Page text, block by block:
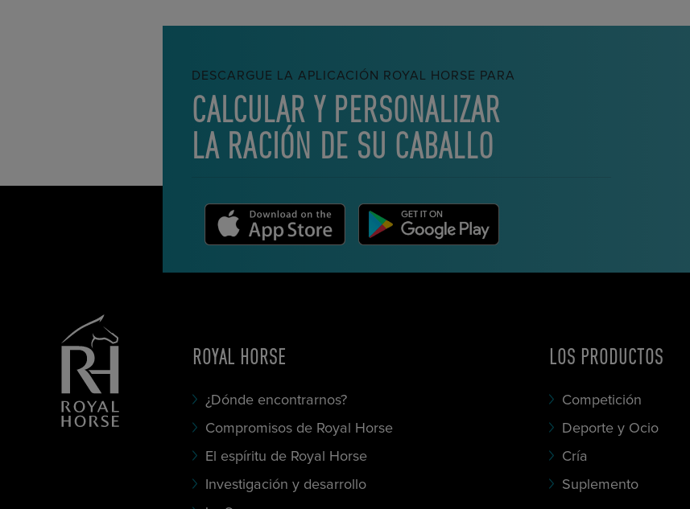
DESCARGUE LA APLICACIÓN ROYAL HORSE PARA
CALCULAR Y PERSONALIZAR
LA RACIÓN DE SU CABALLO
ROYAL HORSE
¿Dónde encontrarnos?
Compromisos de Royal Horse
El espíritu de Royal Horse
Investigación y desarrollo
LOS PRODUCTOS
Competición
Deporte y Ocio
Cría
Suplemento